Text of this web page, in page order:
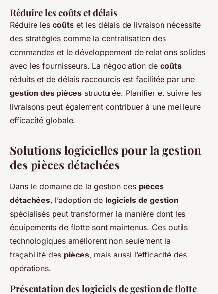
Réduire les coûts et délais
Réduire les coûts et les délais de livraison nécessite
des stratégies comme la centralisation des
commandes et le développement de relations solides
avec les fournisseurs. La négociation de coûts
réduits et de délais raccourcis est facilitée par une
gestion des pièces structurée. Planifier et suivre les
livraisons peut également contribuer à une meilleure
efficacité globale.
Solutions logicielles pour la gestion
des pièces détachées
Dans le domaine de la gestion des pièces
détachées, l’adoption de logiciels de gestion
spécialisés peut transformer la manière dont les
équipements de flotte sont maintenus. Ces outils
technologiques améliorent non seulement la
traçabilité des pièces, mais aussi l’efficacité des
opérations.
Présentation des logiciels de gestion de flotte